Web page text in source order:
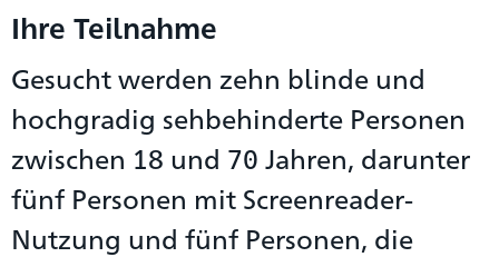
Ihre Teilnahme
Gesucht werden zehn blinde und
hochgradig sehbehinderte Personen
zwischen 18 und 70 Jahren, darunter
fünf Personen mit Screenreader-
Nutzung und fünf Personen, die